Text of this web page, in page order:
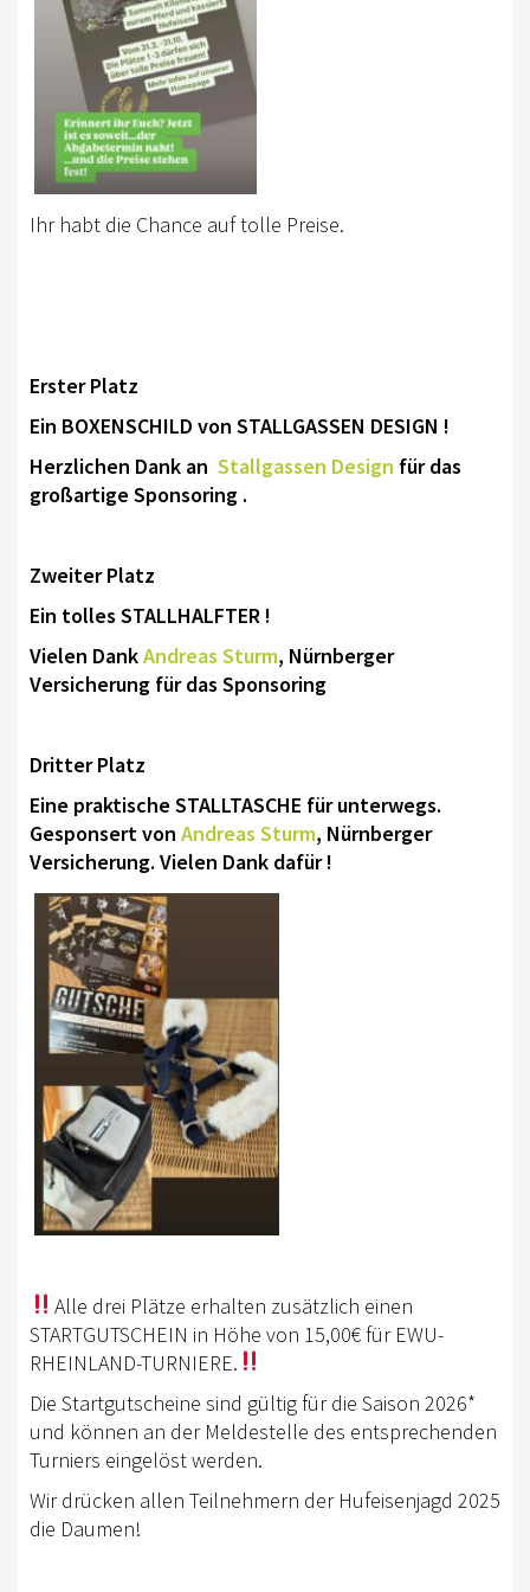
RHEINLAND-KADER 2025
TURNIERSPORT
TURNIERFACHLEUTE
ERGEBNISSE
TROPHY WERTUNG 2026
AKTIV IM RHEINLAND
TREFFPUNKTE IM RHEINLAND
AKTIVPASS
WESTERNREITEN
TRAINERAUSBILDUNG
AUSBILDUNG TURNIERFACHLEUTE
TERMINE
TURNIERE
APO KURSE
KURSE
JUGEND
BREITENSPORT
TREFFPUNKTE DER EWU RHEINLAND
VEREIN
DOWNLOAD
DOWNLOADS EWU RHEINLAND
EWU BUND
JUGEND
JUNGPFERDEPROGRAMM
Ihr habt die Chance auf tolle Preise.
Erster Platz
Ein BOXENSCHILD von STALLGASSEN DESIGN !
Herzlichen Dank an Stallgassen Design für das
großartige Sponsoring .
Zweiter Platz
Ein tolles STALLHALFTER !
Vielen DankAndreas Sturm, Nürnberger
Versicherung für das Sponsoring
Dritter Platz
Eine praktische STALLTASCHE für unterwegs.
Gesponsert von Andreas Sturm, Nürnberger
Versicherung. Vielen Dank dafür !
Alle drei Plätze erhalten zusätzlich einen
STARTGUTSCHEIN in Höhe von 15,00€ für EWU-
RHEINLAND-TURNIERE.
Die Startgutscheine sind gültig für die Saison 2026*
und können an der Meldestelle des entsprechenden
Turniers eingelöst werden.
Wir drücken allen Teilnehmern der Hufeisenjagd 2025
die Daumen!